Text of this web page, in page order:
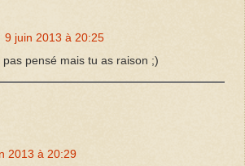
9 juin 2013 à 20:25
pas pensé mais tu as raison ;)
2013 à 20:29